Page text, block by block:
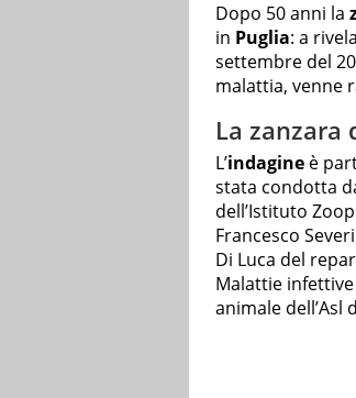
Dopo 50 anni la
in Puglia: a
settembre del
malattia, venne
La zanzara
L’indagine è
stata condotta
dell’Istituto
Francesco
Di Luca del
Malattie
animale dell’Asl